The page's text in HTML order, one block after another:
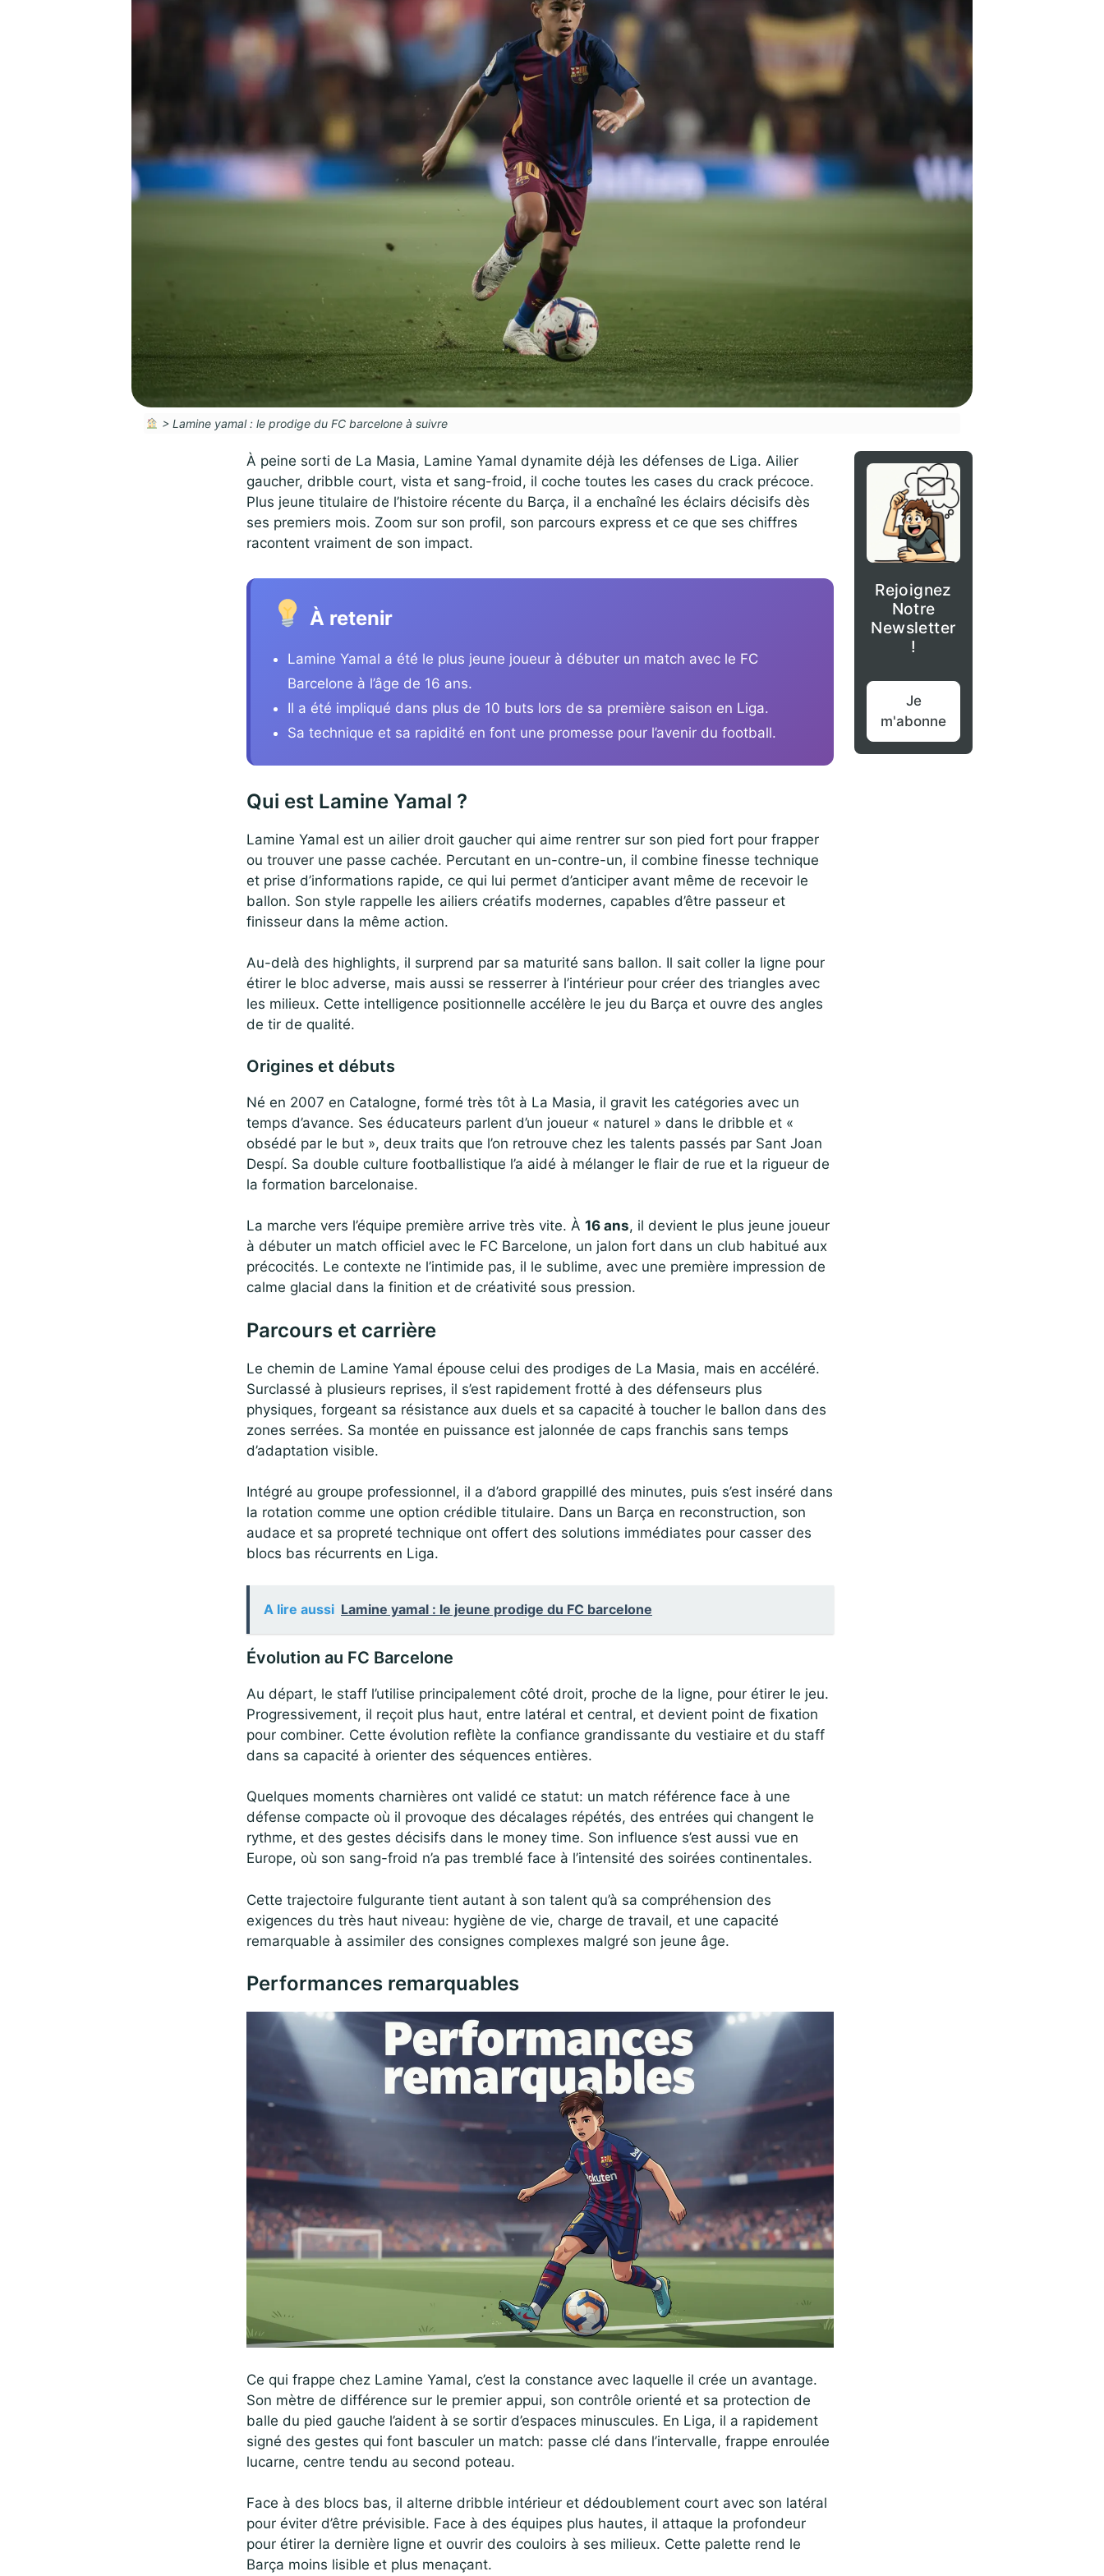
> Lamine yamal : le prodige du FC barcelone à suivre
À peine sorti de La Masia, Lamine Yamal dynamite déjà les défenses de Liga. Ailier
gaucher, dribble court, vista et sang-froid, il coche toutes les cases du crack précoce.
Plus jeune titulaire de l’histoire récente du Barça, il a enchaîné les éclairs décisifs dès
ses premiers mois. Zoom sur son profil, son parcours express et ce que ses chiffres
racontent vraiment de son impact.
À retenir
Lamine Yamal a été le plus jeune joueur à débuter un match avec le FC
Barcelone à l’âge de 16 ans.
Il a été impliqué dans plus de 10 buts lors de sa première saison en Liga.
Sa technique et sa rapidité en font une promesse pour l’avenir du football.
Qui est Lamine Yamal ?
Lamine Yamal est un ailier droit gaucher qui aime rentrer sur son pied fort pour frapper
ou trouver une passe cachée. Percutant en un-contre-un, il combine finesse technique
et prise d’informations rapide, ce qui lui permet d’anticiper avant même de recevoir le
ballon. Son style rappelle les ailiers créatifs modernes, capables d’être passeur et
finisseur dans la même action.
Au-delà des highlights, il surprend par sa maturité sans ballon. Il sait coller la ligne pour
étirer le bloc adverse, mais aussi se resserrer à l’intérieur pour créer des triangles avec
les milieux. Cette intelligence positionnelle accélère le jeu du Barça et ouvre des angles
de tir de qualité.
Origines et débuts
Né en 2007 en Catalogne, formé très tôt à La Masia, il gravit les catégories avec un
temps d’avance. Ses éducateurs parlent d’un joueur « naturel » dans le dribble et «
obsédé par le but », deux traits que l’on retrouve chez les talents passés par Sant Joan
Despí. Sa double culture footballistique l’a aidé à mélanger le flair de rue et la rigueur de
la formation barcelonaise.
La marche vers l’équipe première arrive très vite. À 16 ans, il devient le plus jeune joueur
à débuter un match officiel avec le FC Barcelone, un jalon fort dans un club habitué aux
précocités. Le contexte ne l’intimide pas, il le sublime, avec une première impression de
calme glacial dans la finition et de créativité sous pression.
Parcours et carrière
Le chemin de Lamine Yamal épouse celui des prodiges de La Masia, mais en accéléré.
Surclassé à plusieurs reprises, il s’est rapidement frotté à des défenseurs plus
physiques, forgeant sa résistance aux duels et sa capacité à toucher le ballon dans des
zones serrées. Sa montée en puissance est jalonnée de caps franchis sans temps
d’adaptation visible.
Intégré au groupe professionnel, il a d’abord grappillé des minutes, puis s’est inséré dans
la rotation comme une option crédible titulaire. Dans un Barça en reconstruction, son
audace et sa propreté technique ont offert des solutions immédiates pour casser des
blocs bas récurrents en Liga.
A lire aussi Lamine yamal : le jeune prodige du FC barcelone
Évolution au FC Barcelone
Au départ, le staff l’utilise principalement côté droit, proche de la ligne, pour étirer le jeu.
Progressivement, il reçoit plus haut, entre latéral et central, et devient point de fixation
pour combiner. Cette évolution reflète la confiance grandissante du vestiaire et du staff
dans sa capacité à orienter des séquences entières.
Quelques moments charnières ont validé ce statut: un match référence face à une
défense compacte où il provoque des décalages répétés, des entrées qui changent le
rythme, et des gestes décisifs dans le money time. Son influence s’est aussi vue en
Europe, où son sang-froid n’a pas tremblé face à l’intensité des soirées continentales.
Cette trajectoire fulgurante tient autant à son talent qu’à sa compréhension des
exigences du très haut niveau: hygiène de vie, charge de travail, et une capacité
remarquable à assimiler des consignes complexes malgré son jeune âge.
Performances remarquables
Ce qui frappe chez Lamine Yamal, c’est la constance avec laquelle il crée un avantage.
Son mètre de différence sur le premier appui, son contrôle orienté et sa protection de
balle du pied gauche l’aident à se sortir d’espaces minuscules. En Liga, il a rapidement
signé des gestes qui font basculer un match: passe clé dans l’intervalle, frappe enroulée
lucarne, centre tendu au second poteau.
Face à des blocs bas, il alterne dribble intérieur et dédoublement court avec son latéral
pour éviter d’être prévisible. Face à des équipes plus hautes, il attaque la profondeur
pour étirer la dernière ligne et ouvrir des couloirs à ses milieux. Cette palette rend le
Barça moins lisible et plus menaçant.
Rejoignez
Notre
Newsletter
!
Je
m'abonne